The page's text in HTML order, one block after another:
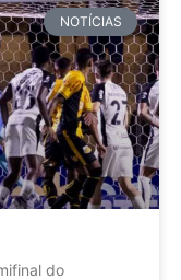
NOTÍCIAS
do